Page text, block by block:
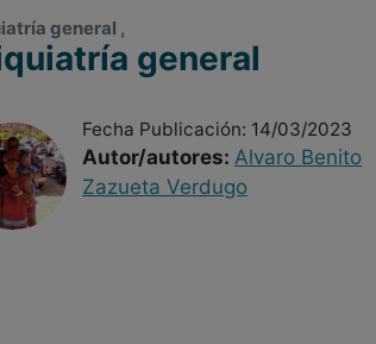
general ,
general
Fecha Publicación: 14/03/2023
Autor/autores: Alvaro Benito
Zazueta Verdugo